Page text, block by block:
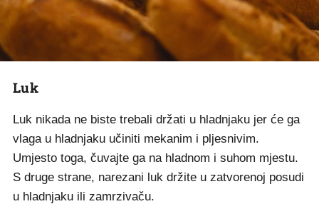
Luk
Luk nikada ne biste trebali držati u hladnjaku jer će ga
vlaga u hladnjaku učiniti mekanim i pljesnivim.
Umjesto toga, čuvajte ga na hladnom i suhom mjestu.
S druge strane, narezani luk držite u zatvorenoj posudi
u hladnjaku ili zamrzivaču.